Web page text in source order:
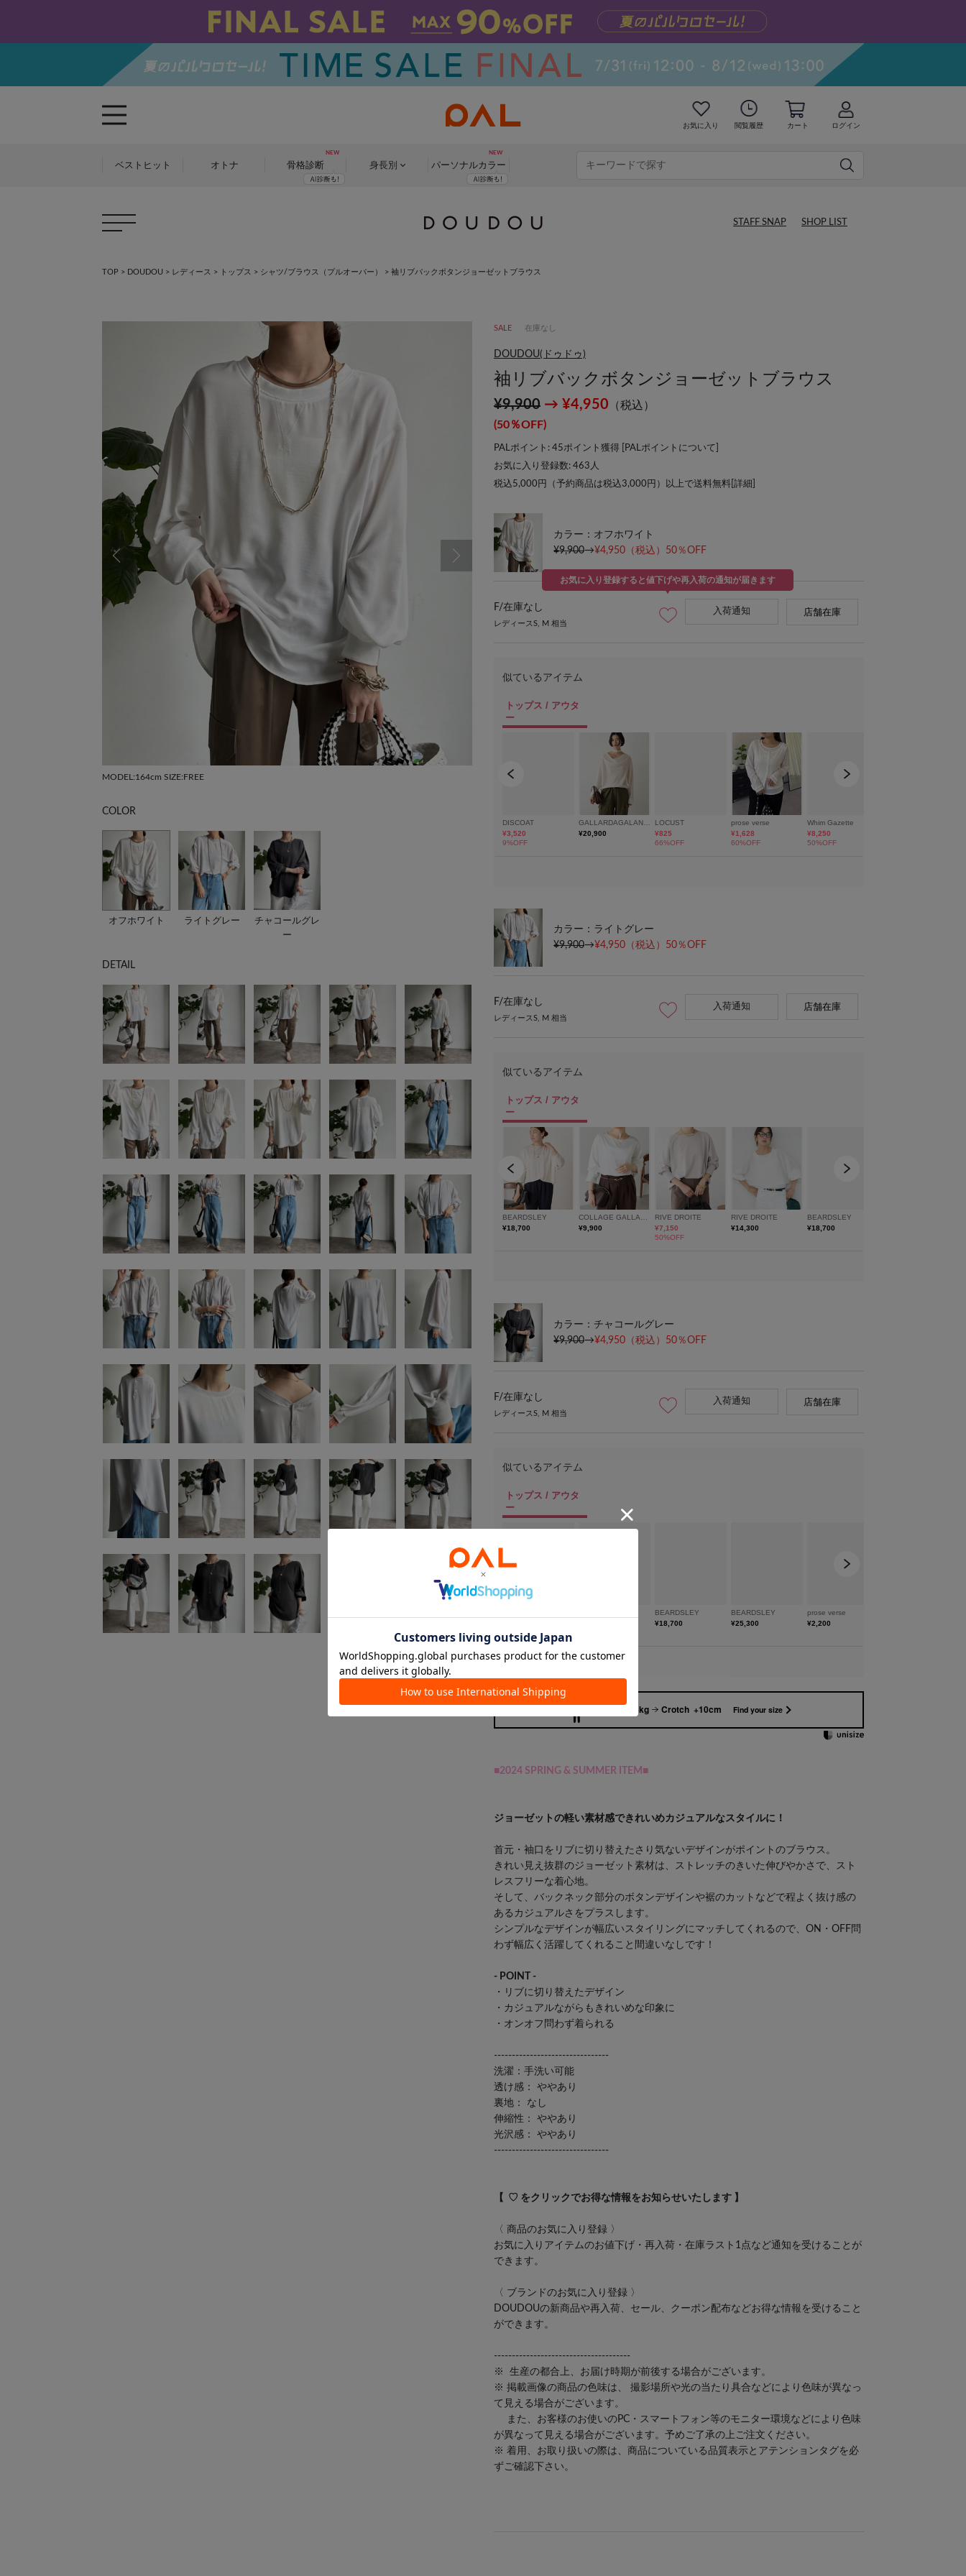
お気に入り 閲覧履歴 カート ログイン
ベストヒット オトナ 骨格診断 身長別 パーソナルカラー
STAFF SNAP SHOP LIST
TOP > DOUDOU > レディース > トップス > シャツ/ブラウス（プルオーバー） > 袖リブバックボタンジョーゼットブラウス
MODEL:164cm SIZE:FREE MODEL:163cm SIZE:FREE MODEL:160cm SIZE:FREE
COLOR
オフホワイト ライトグレー
チャコールグレ
ー
DETAIL
SALE 在庫なし
DOUDOU(ドゥドゥ)
袖リブバックボタンジョーゼットブラウス
¥9,900 → ¥4,950 （税込）
(50％OFF)
PALポイント: 45ポイント獲得 [ PALポイントについて
お気に入り登録数: 463 人
税込5,000円（予約商品は税込3,000円）以上で送料無料[ 詳細
カラー：オフホワイト
¥9,900→¥4,950 （税込）50％OFF
F/在庫なし
レディースS, M 相当
お気に入り登録すると値下げや再入荷の通知が届きます
入荷通知 店舗在庫
カラー：ライトグレー
¥9,900→¥4,950 （税込）50％OFF
F/在庫なし
レディースS, M 相当
入荷通知 店舗在庫
カラー：チャコールグレー
¥9,900→¥4,950 （税込）50％OFF
F/在庫なし
レディースS, M 相当
入荷通知 店舗在庫
160cm / 58kg Crotch +10cm Find your size
■2024 SPRING & SUMMER ITEM■
ジョーゼットの軽い素材感できれいめカジュアルなスタイルに！
首元・袖口をリブに切り替えたさり気ないデザインがポイントのブラウス。
きれい見え抜群のジョーゼット素材は、ストレッチのきいた伸びやかさで、スト
レスフリーな着心地。
そして、バックネック部分のボタンデザインや裾のカットなどで程よく抜け感の
あるカジュアルさをプラスします。
シンプルなデザインが幅広いスタイリングにマッチしてくれるので、ON・OFF問
わず幅広く活躍してくれること間違いなしです！
- POINT -
・リブに切り替えたデザイン
・カジュアルながらもきれいめな印象に
・オンオフ問わず着られる
--------------------------------
洗濯：手洗い可能
透け感： ややあり
裏地： なし
伸縮性： ややあり
光沢感： ややあり
--------------------------------
【 ♡ をクリックでお得な情報をお知らせいたします 】
〈 商品のお気に入り登録 〉
お気に入りアイテムのお値下げ・再入荷・在庫ラスト1点など通知を受けることが
できます。
〈 ブランドのお気に入り登録 〉
DOUDOUの新商品や再入荷、セール、クーポン配布などお得な情報を受けること
ができます。
--------------------------------------
※ 生産の都合上、お届け時期が前後する場合がございます。
※ 掲載画像の商品の色味は、 撮影場所や光の当たり具合などにより色味が異なっ
て見える場合がございます。
また、お客様のお使いのPC・スマートフォン等のモニター環境などにより色味
が異なって見える場合がございます。予めご了承の上ご注文ください。
※ 着用、お取り扱いの際は、商品についている品質表示とアテンションタグを必
ずご確認下さい。